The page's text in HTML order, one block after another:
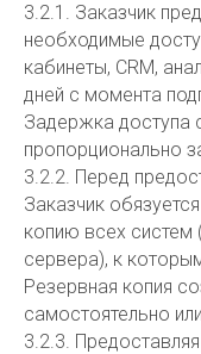
3.2.1. Заказчик
необходимые
кабинеты, CRM,
дней с момента
Задержка доступа
пропорционально
3.2.2. Перед
Заказчик
копию всех систем
сервера), к
Резервная копия
самостоятельно
3.2.3.